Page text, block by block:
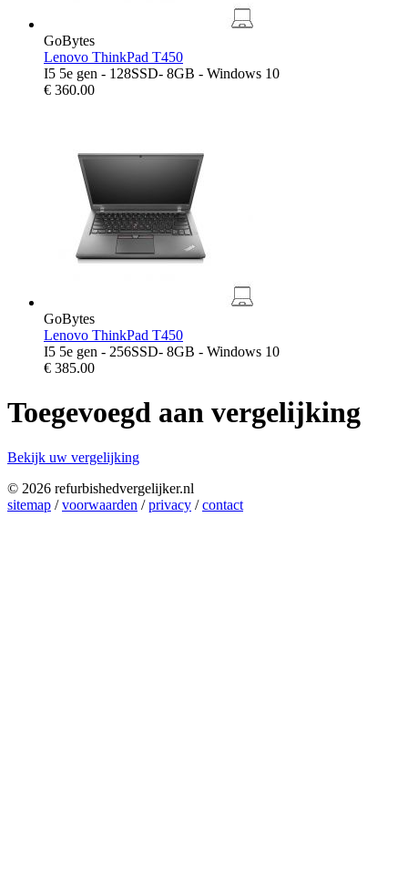
GoBytes
Lenovo ThinkPad T450
I5 5e gen - 128SSD- 8GB - Windows 10
€ 360.00
GoBytes
Lenovo ThinkPad T450
I5 5e gen - 256SSD- 8GB - Windows 10
€ 385.00
Toegevoegd aan vergelijking
Bekijk uw vergelijking
© 2026 refurbishedvergelijker.nl
sitemap /voorwaarden /privacy /contact